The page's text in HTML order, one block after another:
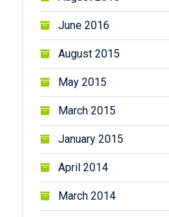
June 2016
August 2015
May 2015
March 2015
January 2015
April 2014
March 2014